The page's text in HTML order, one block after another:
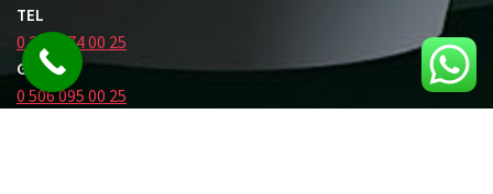
TEL
0 212 474 00 25
GSM
0 506 095 00 25